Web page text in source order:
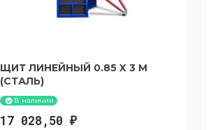
ЩИТ ЛИНЕЙНЫЙ 0.85 X 3 М
(СТАЛЬ)
В наличии
17 028,50 ₽